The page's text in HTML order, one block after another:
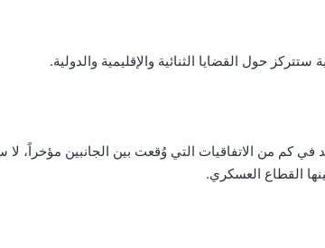
حول القضايا الثنائية والإقليمية والدولية.
في كم من الاتفاقيات التي وُقعت بين الجانبين مؤخراً،
القطاع العسكري.